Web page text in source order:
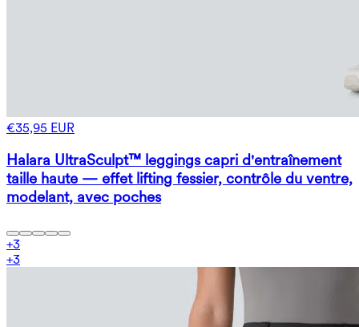
€35,95 EUR
Halara UltraSculpt™ leggings capri d'entraînement
taille haute — effet lifting fessier, contrôle du ventre,
modelant, avec poches
+3
+3